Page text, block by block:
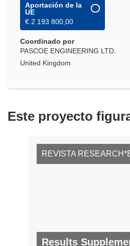
Aportación de la
UE
€ 2 193 800,00
Coordinado por
PASCOE ENGINEERING LTD.
United Kingdom
Este proyecto
REVISTA
Results